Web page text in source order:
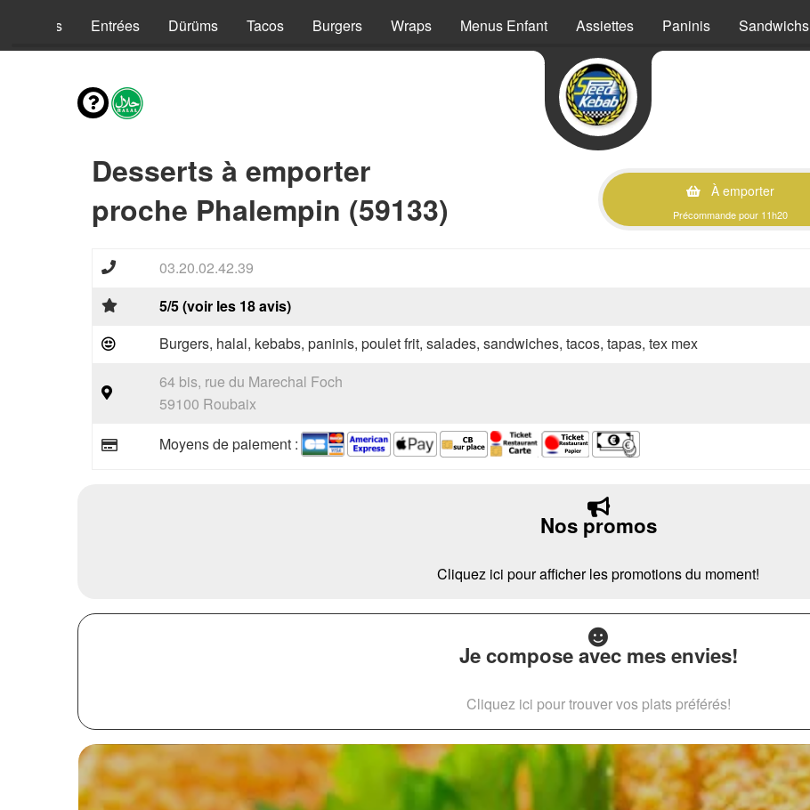
Kebabs Entrées Dürüms Tacos Burgers Wraps Menus Enfant Assiettes Paninis Sandwichs
Desserts à emporter
proche Phalempin (59133)
À emporter
Précommande pour 11h20
03.20.02.42.39
5/5 (voir les 18 avis)
Burgers, halal, kebabs, paninis, poulet frit, salades, sandwiches, tacos, tapas, tex mex
64 bis, rue du Marechal Foch
59100 Roubaix
Moyens de paiement :
Nos promos
Cliquez ici pour afficher les promotions du moment!
Je compose avec mes envies!
Cliquez ici pour trouver vos plats préférés!